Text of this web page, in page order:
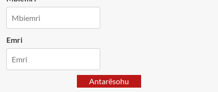
Emri
Antarësohu